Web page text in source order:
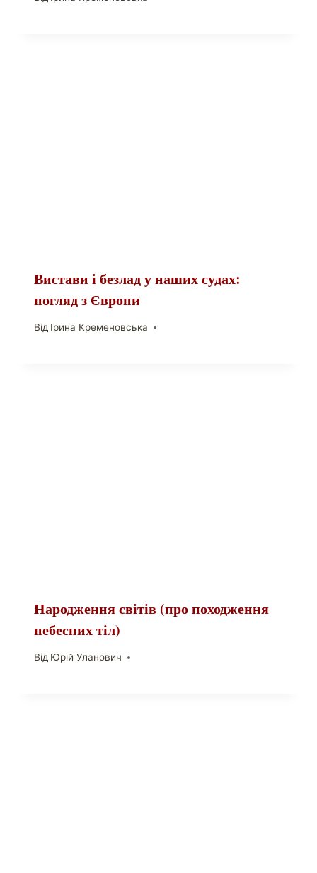
Вистави і безлад у наших судах:
погляд з Європи
Від Ірина Кременовська
Народження світів (про походження
небесних тіл)
Від Юрій Уланович